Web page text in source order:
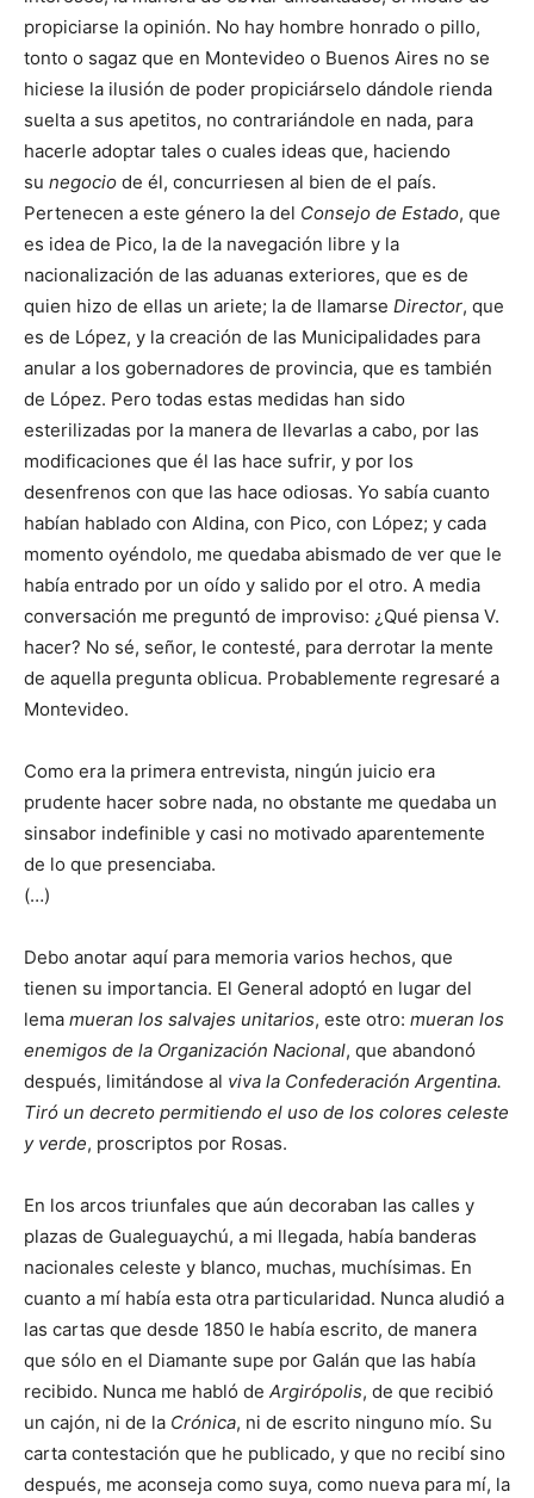
propiciarse la opinión. No hay hombre honrado o pillo,
tonto o sagaz que en Montevideo o Buenos Aires no se
hiciese la ilusión de poder propiciárselo dándole rienda
suelta a sus apetitos, no contrariándole en nada, para
hacerle adoptar tales o cuales ideas que, haciendo
su negocio de él, concurriesen al bien de el país.
Pertenecen a este género la del Consejo de Estado, que
es idea de Pico, la de la navegación libre y la
nacionalización de las aduanas exteriores, que es de
quien hizo de ellas un ariete; la de llamarse Director, que
es de López, y la creación de las Municipalidades para
anular a los gobernadores de provincia, que es también
de López. Pero todas estas medidas han sido
esterilizadas por la manera de llevarlas a cabo, por las
modificaciones que él las hace sufrir, y por los
desenfrenos con que las hace odiosas. Yo sabía cuanto
habían hablado con Aldina, con Pico, con López; y cada
momento oyéndolo, me quedaba abismado de ver que le
había entrado por un oído y salido por el otro. A media
conversación me preguntó de improviso: ¿Qué piensa V.
hacer? No sé, señor, le contesté, para derrotar la mente
de aquella pregunta oblicua. Probablemente regresaré a
Montevideo.
Como era la primera entrevista, ningún juicio era
prudente hacer sobre nada, no obstante me quedaba un
sinsabor indefinible y casi no motivado aparentemente
de lo que presenciaba.
(…)
Debo anotar aquí para memoria varios hechos, que
tienen su importancia. El General adoptó en lugar del
lema mueran los salvajes unitarios, este otro: mueran los
enemigos de la Organización Nacional, que abandonó
después, limitándose al viva la Confederación Argentina.
Tiró un decreto permitiendo el uso de los colores celeste
y verde, proscriptos por Rosas.
En los arcos triunfales que aún decoraban las calles y
plazas de Gualeguaychú, a mi llegada, había banderas
nacionales celeste y blanco, muchas, muchísimas. En
cuanto a mí había esta otra particularidad. Nunca aludió a
las cartas que desde 1850 le había escrito, de manera
que sólo en el Diamante supe por Galán que las había
recibido. Nunca me habló de Argirópolis, de que recibió
un cajón, ni de la Crónica, ni de escrito ninguno mío. Su
carta contestación que he publicado, y que no recibí sino
después, me aconseja como suya, como nueva para mí, la